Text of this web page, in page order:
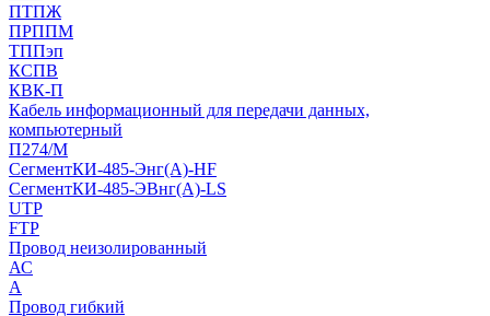
ПТПЖ
ПРППМ
ТППэп
КСПВ
КВК-П
Кабель информационный для передачи данных,
компьютерный
П274/М
СегментКИ-485-Энг(А)-HF
СегментКИ-485-ЭВнг(А)-LS
UTP
FTP
Провод неизолированный
АС
А
Провод гибкий